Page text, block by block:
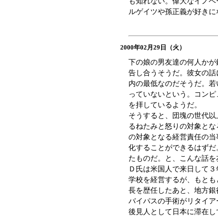
ルゲイツや孫正義が好き
2000年02月29日（火）
下の娘の男友達の何人か
告し合うそうだ。彼女の
内の最低なのだそうだ。
っていないという。コン
を拝しているようだ。
そうすると、団塊の世代
るねたみと怒りの対象と
の対象となる経営責任の
化することができるはず
たものだ。と、こんな話
Ｄ氏は米国人で来日して
学校を経営するが、もと
長を歴任したあと、地方
バイパスの手術がリタイ
後見人として日本に滞在し